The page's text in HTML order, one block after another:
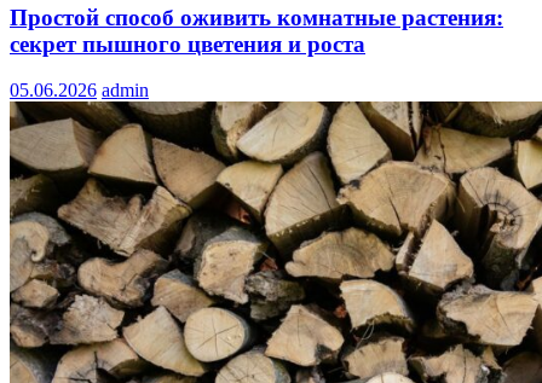
Простой способ оживить комнатные растения:
секрет пышного цветения и роста
05.06.2026 admin